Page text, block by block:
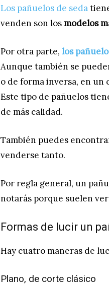
Los pañuelos de seda
venden son losmodelos
Por otra parte, los
Aunque también se
o de forma inversa, en un
Este tipo de pañuelos
de más calidad.
También puedes
venderse tanto.
Por regla general, un
notarás porque suelen
Formas de lucir un
Hay cuatro maneras de
Plano, de corte clásico